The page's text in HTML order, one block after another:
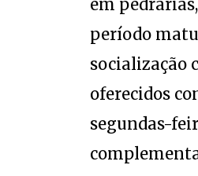
período
socialização
oferecidos
segundas-